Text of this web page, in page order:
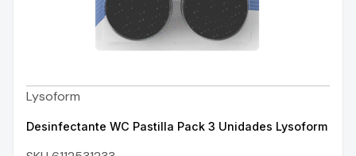
Lysoform
Desinfectante WC Pastilla Pack 3 Unidades Lysoform